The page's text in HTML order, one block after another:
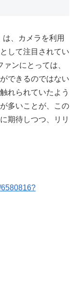
、カメラを利用
して注目されてい
ンにとっては、
できるのではない
れられていたよう
多いことが、この
期待しつつ、リリ